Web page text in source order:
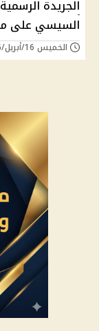
الجريدة
السيسي على
الخميس 16/أبريل/2026 - 11:27 ص